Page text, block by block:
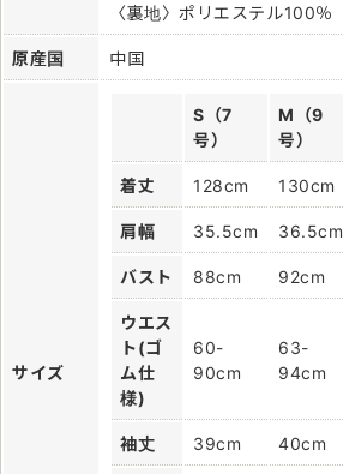
〈裏地〉ポリエステル100％
原産国 中国
サイズ
S（7
号）
M（9
号）
着丈 128cm 130cm
肩幅 35.5cm 36.5cm
バスト 88cm 92cm
ウエス
ト(ゴ
ム仕
様)
60-
90cm
63-
94cm
袖丈 39cm 40cm